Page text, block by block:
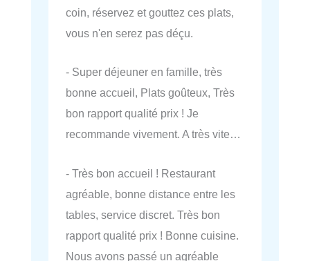
coin, réservez et gouttez ces plats,
vous n'en serez pas déçu.
- Super déjeuner en famille, très
bonne accueil, Plats goûteux, Très
bon rapport qualité prix ! Je
recommande vivement. A très vite…
- Très bon accueil ! Restaurant
agréable, bonne distance entre les
tables, service discret. Très bon
rapport qualité prix ! Bonne cuisine.
Nous avons passé un agréable